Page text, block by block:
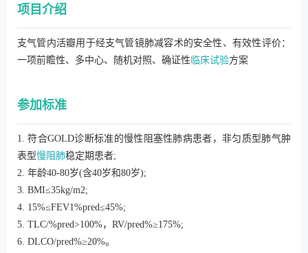
项目介绍
支气管内活瓣用于经支气管镜肺减容术的安全性、有效性评价：
一项前瞻性、多中心、随机对照、确证性 临床试验方案
参加标准
1. 符合GOLD诊断标准的慢性阻塞性肺病患者，非匀质型肺气肿
表型慢阻肺稳定期患者;
2. 年龄40-80岁(含40岁和80岁);
3. BMI≤35kg/m2;
4. 15%≤FEV1%pred≤45%;
5. TLC/%pred>100%，RV/pred%≥175%;
6. DLCO/pred%≥20%。